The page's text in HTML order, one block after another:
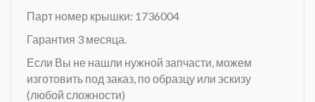
Парт номер крышки: 1736004
Гарантия 3 месяца.
Если Вы не нашли нужной запчасти, можем
изготовить под заказ, по образцу или эскизу
(любой сложности)